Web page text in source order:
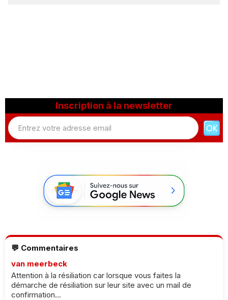
Inscription à la newsletter
💬 Commentaires
van meerbeck
Attention à la résiliation car lorsque vous faites la
démarche de résiliation sur leur site avec un mail de
confirmation...